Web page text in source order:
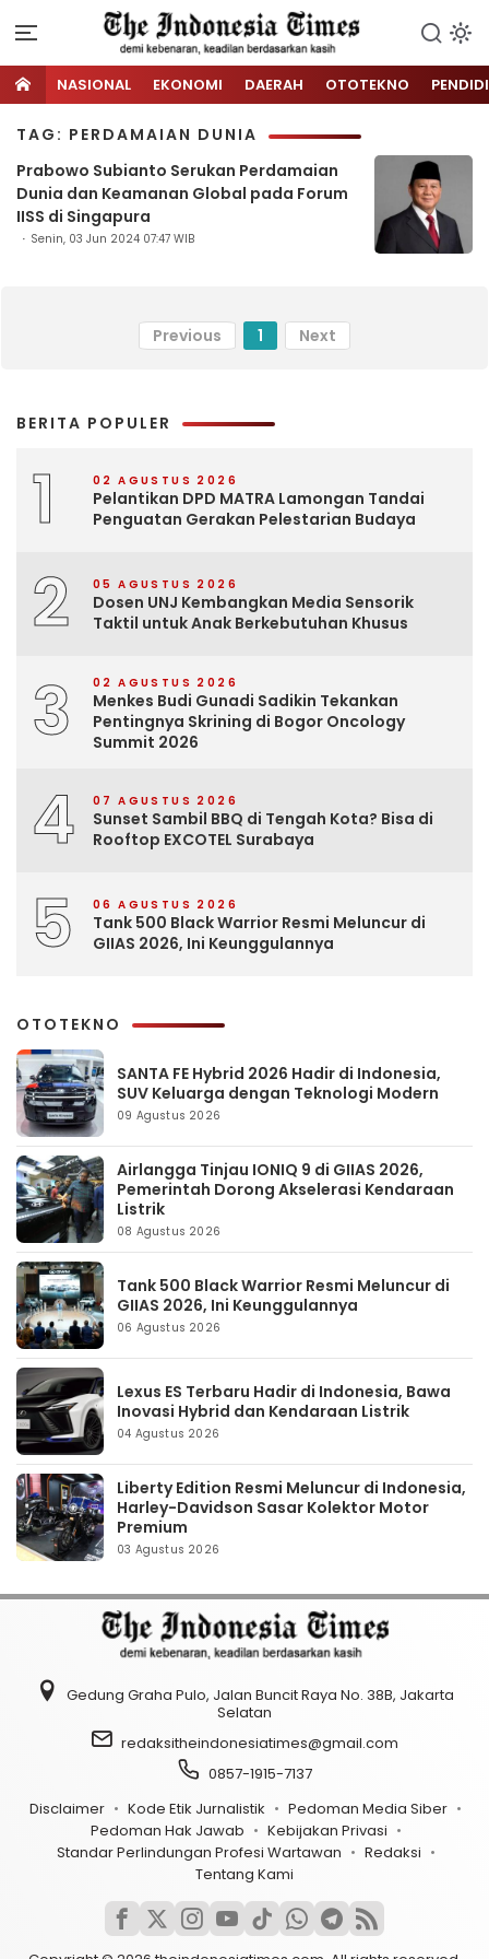
NASIONAL EKONOMI DAERAH OTOTEKNO
TAG: PERDAMAIAN DUNIA
Prabowo Subianto Serukan Perdamaian
Dunia dan Keamanan Global pada Forum
IISS di Singapura
Senin, 03 Jun 2024 07:47 WIB
Previous 1 Next
BERITA POPULER
1 02 AGUSTUS 2026
Pelantikan DPD MATRA Lamongan Tandai
Penguatan Gerakan Pelestarian Budaya
2 05 AGUSTUS 2026
Dosen UNJ Kembangkan Media Sensorik
Taktil untuk Anak Berkebutuhan Khusus
3 02 AGUSTUS 2026
Menkes Budi Gunadi Sadikin Tekankan
Pentingnya Skrining di Bogor Oncology
Summit 2026
4 07 AGUSTUS 2026
Sunset Sambil BBQ di Tengah Kota? Bisa di
Rooftop EXCOTEL Surabaya
5 06 AGUSTUS 2026
Tank 500 Black Warrior Resmi Meluncur di
GIIAS 2026, Ini Keunggulannya
OTOTEKNO
SANTA FE Hybrid 2026 Hadir di Indonesia,
SUV Keluarga dengan Teknologi Modern
09 Agustus 2026
Airlangga Tinjau IONIQ 9 di GIIAS 2026,
Pemerintah Dorong Akselerasi Kendaraan
Listrik
08 Agustus 2026
Tank 500 Black Warrior Resmi Meluncur di
GIIAS 2026, Ini Keunggulannya
06 Agustus 2026
Lexus ES Terbaru Hadir di Indonesia, Bawa
Inovasi Hybrid dan Kendaraan Listrik
04 Agustus 2026
Liberty Edition Resmi Meluncur di Indonesia,
Harley-Davidson Sasar Kolektor Motor
Premium
03 Agustus 2026
Gedung Graha Pulo, Jalan Buncit Raya No. 38B, Jakarta
Selatan
redaksitheindonesiatimes@gmail.com
0857-1915-7137
Disclaimer
Kode Etik Jurnalistik
Pedoman Media Siber
Pedoman Hak Jawab
Kebijakan Privasi
Standar Perlindungan Profesi Wartawan
Redaksi
Tentang Kami